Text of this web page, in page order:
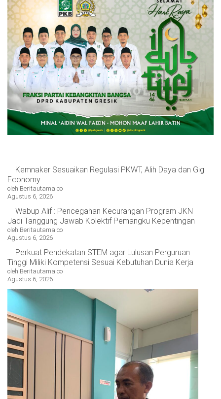
Kemnaker Sesuaikan Regulasi PKWT, Alih Daya dan Gig
Economy
oleh Beritautama.co
Agustus 6, 2026
Wabup Alif : Pencegahan Kecurangan Program JKN
Jadi Tanggung Jawab Kolektif Pemangku Kepentingan
oleh Beritautama.co
Agustus 6, 2026
Perkuat Pendekatan STEM agar Lulusan Perguruan
Tinggi Miliki Kompetensi Sesuai Kebutuhan Dunia Kerja
oleh Beritautama.co
Agustus 6, 2026